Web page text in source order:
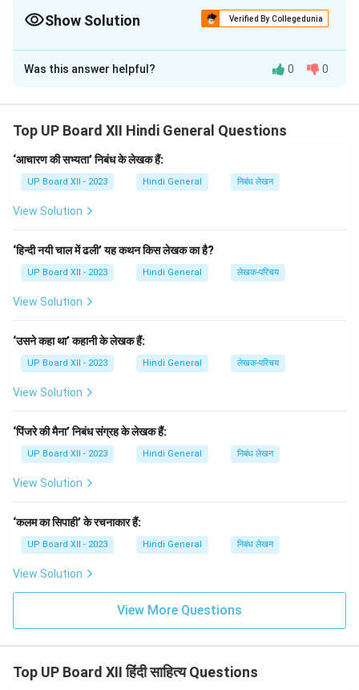
Show Solution Verified By Collegedunia
The Correct Option isC
Solution and Explanation
स्वतंत्रता संग्राम के दौरान लिखा गया एक महत्वपूर्ण काव्य संग्रह है।
Download Solution in PDF
Was this answer helpful? 0 0
Top UP Board XII Hindi General Questions
‘आचारण की सभ्यता’ निबंध के लेखक हैं:
UP Board XII - 2023 Hindi General निबंध लेखन
View Solution
‘हिन्दी नयी चाल में ढली’ यह कथन किस लेखक का है?
UP Board XII - 2023 Hindi General लेखक-परिचय
View Solution
‘उसने कहा था’ कहानी के लेखक हैं:
UP Board XII - 2023 Hindi General लेखक-परिचय
View Solution
‘पिंजरे की मैना’ निबंध संग्रह के लेखक हैं:
UP Board XII - 2023 Hindi General निबंध लेखन
View Solution
‘कलम का सिपाही’ के रचनाकार हैं:
UP Board XII - 2023 Hindi General निबंध लेखन
View Solution
View More Questions
Top UP Board XII हिंदी साहित्य Questions